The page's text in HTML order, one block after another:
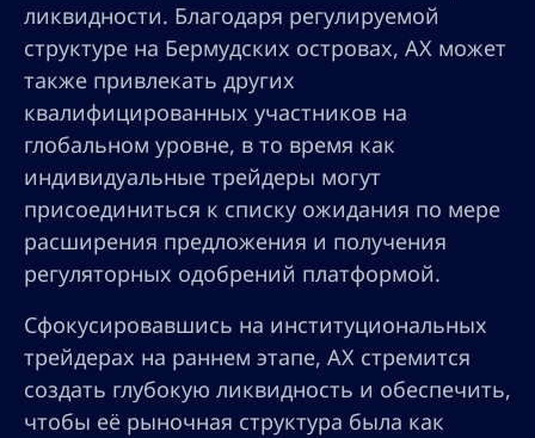
ликвидности. Благодаря регулируемой
структуре на Бермудских островах, AX может
также привлекать других
квалифицированных участников на
глобальном уровне, в то время как
индивидуальные трейдеры могут
присоединиться к списку ожидания по мере
расширения предложения и получения
регуляторных одобрений платформой.
Сфокусировавшись на институциональных
трейдерах на раннем этапе, AX стремится
создать глубокую ликвидность и обеспечить,
чтобы её рыночная структура была как